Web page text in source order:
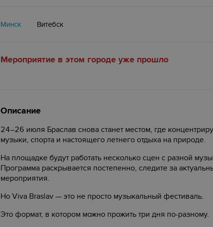
Минск Витебск
Мероприятие в этом городе уже прошло
Описание
24–26 июля Браслав снова станет местом, где
музыки, спорта и настоящего летнего отдыха на природе.
На площадке будут работать несколько сцен с разной
Программа раскрывается постепенно, следите за
мероприятия.
Но Viva Braslav — это не просто музыкальный фестиваль.
Это формат, в котором можно прожить три дня по-разному.